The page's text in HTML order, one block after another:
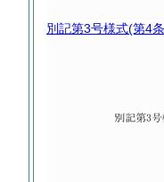
別記第3号様式(第4